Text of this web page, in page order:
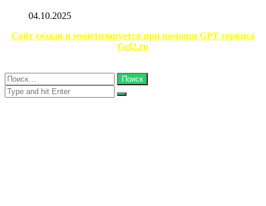
04.10.2025
Сайт создан и монетизируется при помощи GPT сервиса
Ggl2.ru
Close
Найти:
Close
Search